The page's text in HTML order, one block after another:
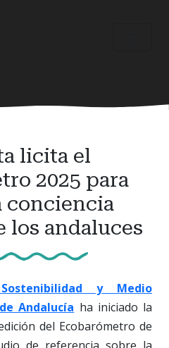
licita el
2025 para
conciencia
los andaluces
y Medio
Andalucía ha iniciado la
del Ecobarómetro de